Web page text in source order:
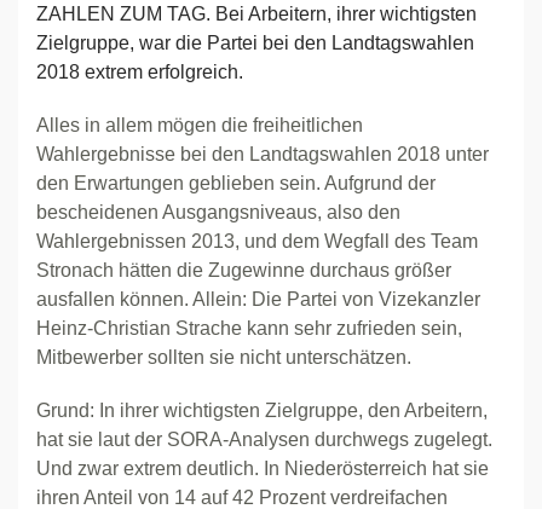
ZAHLEN ZUM TAG. Bei Arbeitern, ihrer wichtigsten
Zielgruppe, war die Partei bei den Landtagswahlen
2018 extrem erfolgreich.
Alles in allem mögen die freiheitlichen
Wahlergebnisse bei den Landtagswahlen 2018 unter
den Erwartungen geblieben sein. Aufgrund der
bescheidenen Ausgangsniveaus, also den
Wahlergebnissen 2013, und dem Wegfall des Team
Stronach hätten die Zugewinne durchaus größer
ausfallen können. Allein: Die Partei von Vizekanzler
Heinz-Christian Strache kann sehr zufrieden sein,
Mitbewerber sollten sie nicht unterschätzen.
Grund: In ihrer wichtigsten Zielgruppe, den Arbeitern,
hat sie laut der SORA-Analysen durchwegs zugelegt.
Und zwar extrem deutlich. In Niederösterreich hat sie
ihren Anteil von 14 auf 42 Prozent verdreifachen